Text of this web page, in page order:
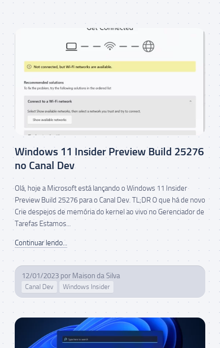
Windows 11 Insider Preview Build 25276
no Canal Dev
Olá, hoje a Microsoft está lançando o Windows 11 Insider
Preview Build 25276 para o Canal Dev. TL;DR O que há de novo
Crie despejos de memória do kernel ao vivo no Gerenciador de
Tarefas Estamos...
Continuar lendo...
12/01/2023 por Maison da Silva
Canal Dev Windows Insider